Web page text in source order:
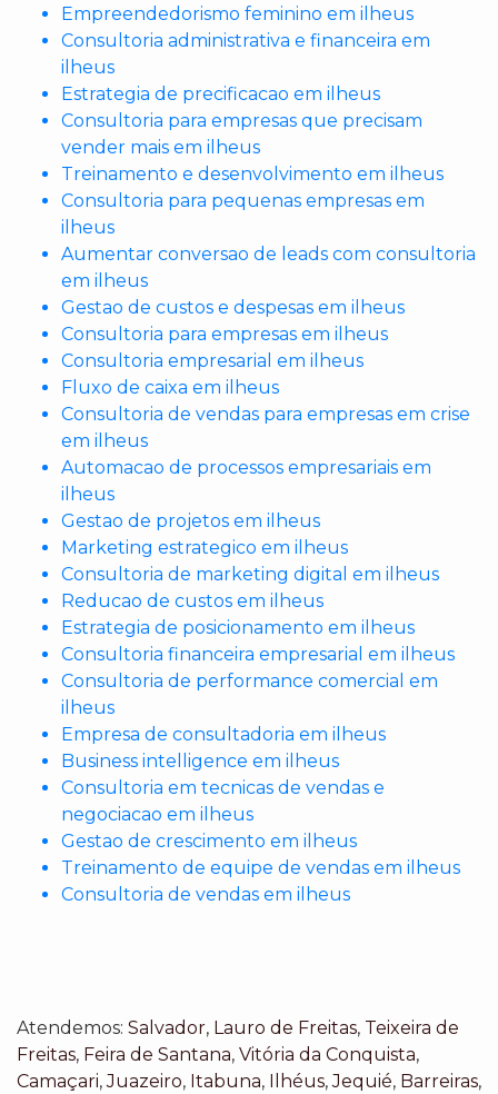
Empreendedorismo feminino em ilheus
Consultoria administrativa e financeira em
ilheus
Estrategia de precificacao em ilheus
Consultoria para empresas que precisam
vender mais em ilheus
Treinamento e desenvolvimento em ilheus
Consultoria para pequenas empresas em
ilheus
Aumentar conversao de leads com consultoria
em ilheus
Gestao de custos e despesas em ilheus
Consultoria para empresas em ilheus
Consultoria empresarial em ilheus
Fluxo de caixa em ilheus
Consultoria de vendas para empresas em crise
em ilheus
Automacao de processos empresariais em
ilheus
Gestao de projetos em ilheus
Marketing estrategico em ilheus
Consultoria de marketing digital em ilheus
Reducao de custos em ilheus
Estrategia de posicionamento em ilheus
Consultoria financeira empresarial em ilheus
Consultoria de performance comercial em
ilheus
Empresa de consultadoria em ilheus
Business intelligence em ilheus
Consultoria em tecnicas de vendas e
negociacao em ilheus
Gestao de crescimento em ilheus
Treinamento de equipe de vendas em ilheus
Consultoria de vendas em ilheus
Atendemos: Salvador, Lauro de Freitas, Teixeira de
Freitas, Feira de Santana, Vitória da Conquista,
Camaçari,Juazeiro, Itabuna, Ilhéus,Jequié, Barreiras,